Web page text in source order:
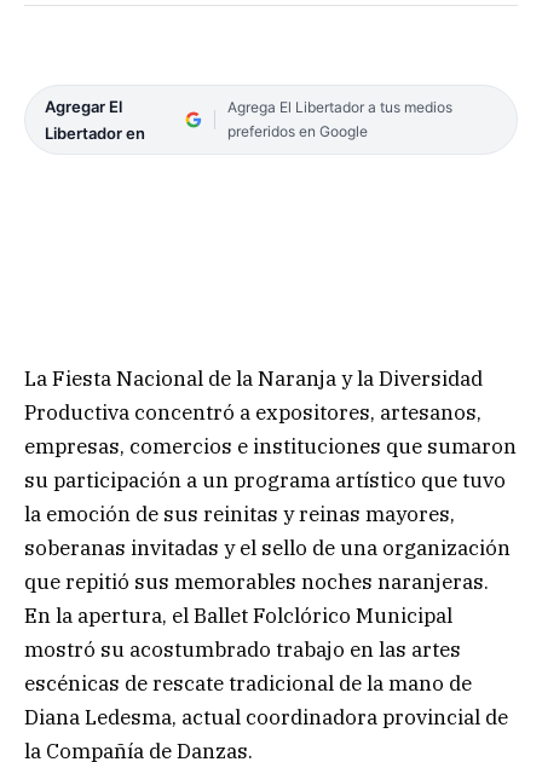
Agregar El
Libertador en
Agrega El Libertador a tus medios
preferidos en Google
La Fiesta Nacional de la Naranja y la Diversidad
Productiva concentró a expositores, artesanos,
empresas, comercios e instituciones que sumaron
su participación a un programa artístico que tuvo
la emoción de sus reinitas y reinas mayores,
soberanas invitadas y el sello de una organización
que repitió sus memorables noches naranjeras.
En la apertura, el Ballet Folclórico Municipal
mostró su acostumbrado trabajo en las artes
escénicas de rescate tradicional de la mano de
Diana Ledesma, actual coordinadora provincial de
la Compañía de Danzas.